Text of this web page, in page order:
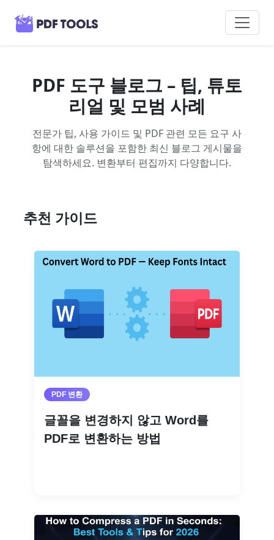
PDF 도구 블로그 – 팁, 튜토
리얼 및 모범 사례
전문가 팁, 사용 가이드 및 PDF 관련 모든 요구 사
항에 대한 솔루션을 포함한 최신 블로그 게시물을
탐색하세요. 변환부터 편집까지 다양합니다.
추천 가이드
PDF 변환
글꼴을 변경하지 않고 Word를
PDF로 변환하는 방법